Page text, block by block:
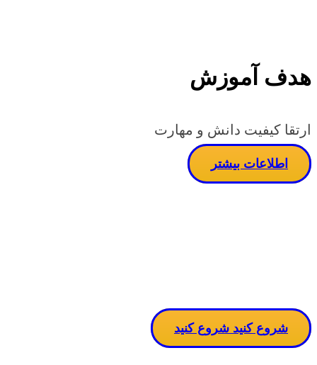
هدف آموزش
ارتقا کیفیت دانش و مهارت
اطلاعات بیشتر
شروع کنید شروع کنید